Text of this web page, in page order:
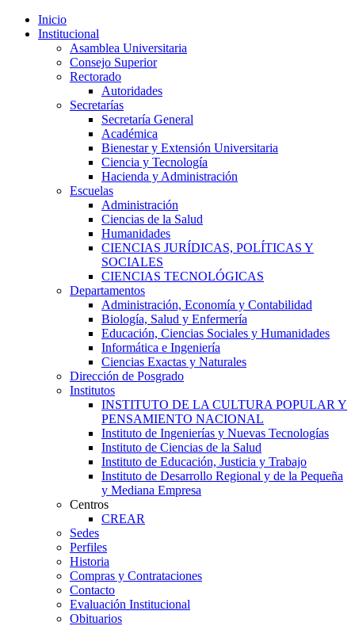
Inicio
Institucional
Asamblea Universitaria
Consejo Superior
Rectorado
Autoridades
Secretarías
Secretaría General
Académica
Bienestar y Extensión Universitaria
Ciencia y Tecnología
Hacienda y Administración
Escuelas
Administración
Ciencias de la Salud
Humanidades
CIENCIAS JURÍDICAS, POLÍTICAS Y
SOCIALES
CIENCIAS TECNOLÓGICAS
Departamentos
Administración, Economía y Contabilidad
Biología, Salud y Enfermería
Educación, Ciencias Sociales y Humanidades
Informática e Ingeniería
Ciencias Exactas y Naturales
Dirección de Posgrado
Institutos
INSTITUTO DE LA CULTURA POPULAR Y
PENSAMIENTO NACIONAL
Instituto de Ingenierías y Nuevas Tecnologías
Instituto de Ciencias de la Salud
Instituto de Educación, Justicia y Trabajo
Instituto de Desarrollo Regional y de la Pequeña
y Mediana Empresa
Centros
CREAR
Sedes
Perfiles
Historia
Compras y Contrataciones
Contacto
Evaluación Institucional
Obituarios